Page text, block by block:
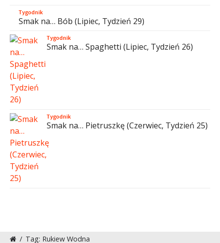
Tygodnik
Smak na… Bób (Lipiec, Tydzień 29)
Tygodnik
Smak na… Spaghetti (Lipiec, Tydzień 26)
Tygodnik
Smak na… Pietruszkę (Czerwiec, Tydzień 25)
/ Tag: Rukiew Wodna